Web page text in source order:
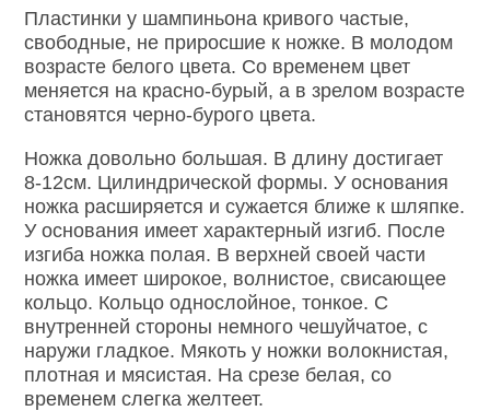
Пластинки у шампиньона кривого частые,
свободные, не приросшие к ножке. В молодом
возрасте белого цвета. Со временем цвет
меняется на красно-бурый, а в зрелом возрасте
становятся черно-бурого цвета.
Ножка довольно большая. В длину достигает
8-12см. Цилиндрической формы. У основания
ножка расширяется и сужается ближе к шляпке.
У основания имеет характерный изгиб. После
изгиба ножка полая. В верхней своей части
ножка имеет широкое, волнистое, свисающее
кольцо. Кольцо однослойное, тонкое. С
внутренней стороны немного чешуйчатое, с
наружи гладкое. Мякоть у ножки волокнистая,
плотная и мясистая. На срезе белая, со
временем слегка желтеет.